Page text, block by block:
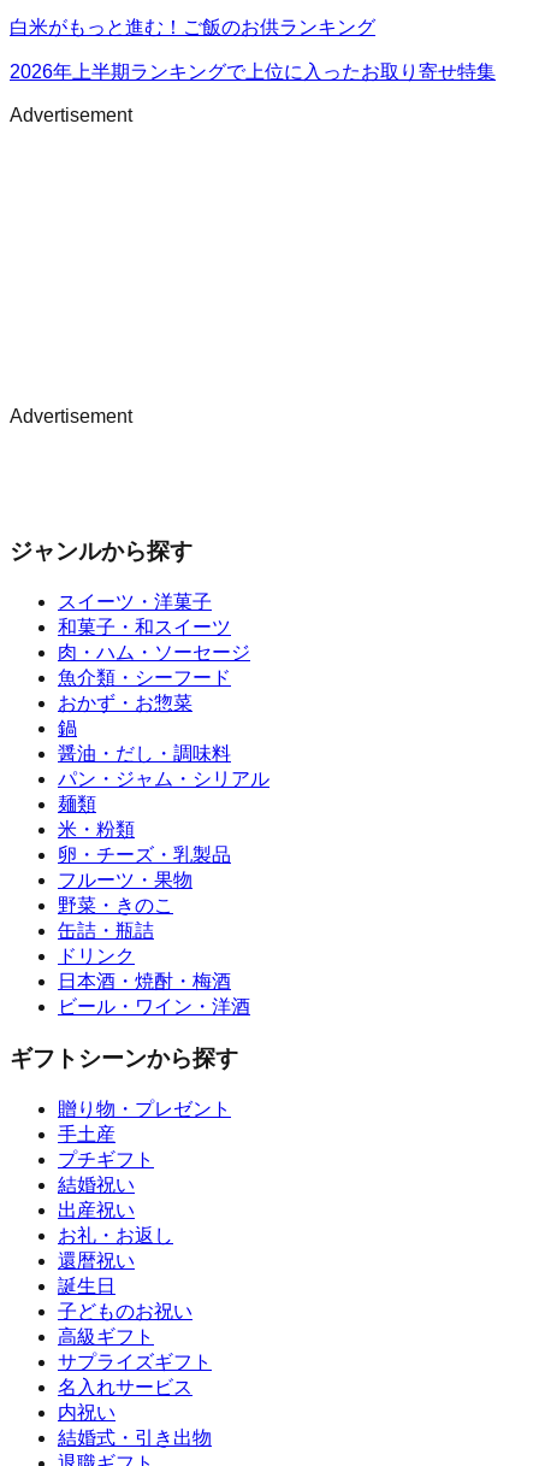
白米がもっと進む！ご飯のお供ランキング
2026年上半期ランキングで上位に入ったお取り寄せ特集
Advertisement
Advertisement
ジャンルから探す
スイーツ・洋菓子
和菓子・和スイーツ
肉・ハム・ソーセージ
魚介類・シーフード
おかず・お惣菜
鍋
醤油・だし・調味料
パン・ジャム・シリアル
麺類
米・粉類
卵・チーズ・乳製品
フルーツ・果物
野菜・きのこ
缶詰・瓶詰
ドリンク
日本酒・焼酎・梅酒
ビール・ワイン・洋酒
ギフトシーンから探す
贈り物・プレゼント
手土産
プチギフト
結婚祝い
出産祝い
お礼・お返し
還暦祝い
誕生日
子どものお祝い
高級ギフト
サプライズギフト
名入れサービス
内祝い
結婚式・引き出物